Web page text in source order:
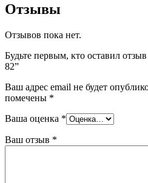
Отзывы
Отзывов пока нет.
Будьте первым, кто оставил
82”
Ваш адрес email не будет
помечены *
Ваша оценка *
Ваш отзыв *